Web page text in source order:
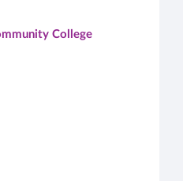
College